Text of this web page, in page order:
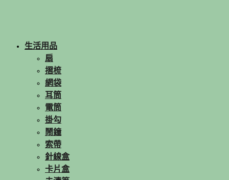
生活用品
扇
摺梳
網袋
耳筒
電筒
掛勾
鬧鐘
索帶
針線盒
卡片盒